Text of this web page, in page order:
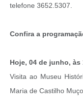
telefone 3652.5307.
Confira a
Hoje, 04 de junho, às
Visita ao Museu
Maria de Castilho